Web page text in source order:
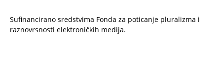
Sufinancirano sredstvima Fonda za poticanje pluralizma i
raznovrsnosti elektroničkih medija.